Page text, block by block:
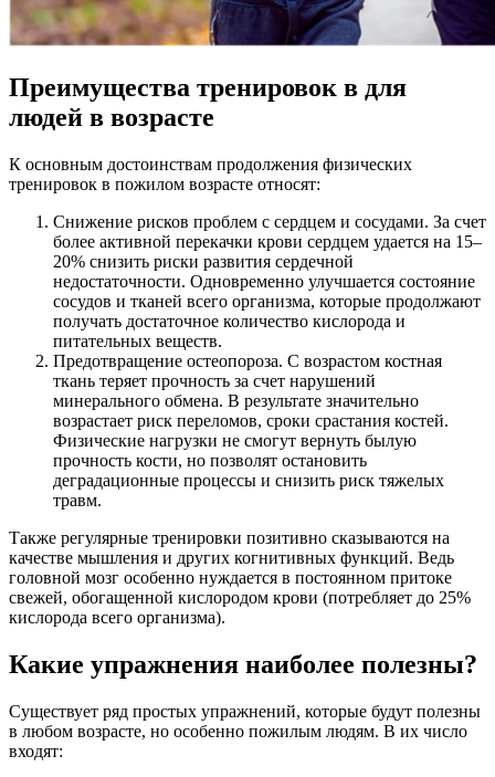
Преимущества тренировок в для
людей в возрасте
К основным достоинствам продолжения физических
тренировок в пожилом возрасте относят:
Снижение рисков проблем с сердцем и сосудами. За счет
более активной перекачки крови сердцем удается на 15–
20% снизить риски развития сердечной
недостаточности. Одновременно улучшается состояние
сосудов и тканей всего организма, которые продолжают
получать достаточное количество кислорода и
питательных веществ.
Предотвращение остеопороза. С возрастом костная
ткань теряет прочность за счет нарушений
минерального обмена. В результате значительно
возрастает риск переломов, сроки срастания костей.
Физические нагрузки не смогут вернуть былую
прочность кости, но позволят остановить
деградационные процессы и снизить риск тяжелых
травм.
Также регулярные тренировки позитивно сказываются на
качестве мышления и других когнитивных функций. Ведь
головной мозг особенно нуждается в постоянном притоке
свежей, обогащенной кислородом крови (потребляет до 25%
кислорода всего организма).
Какие упражнения наиболее полезны?
Существует ряд простых упражнений, которые будут полезны
в любом возрасте, но особенно пожилым людям. В их число
входят: